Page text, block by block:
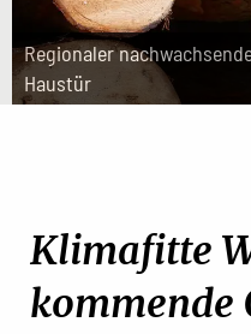
Regionaler
Haustür
Klimafitte
kommende